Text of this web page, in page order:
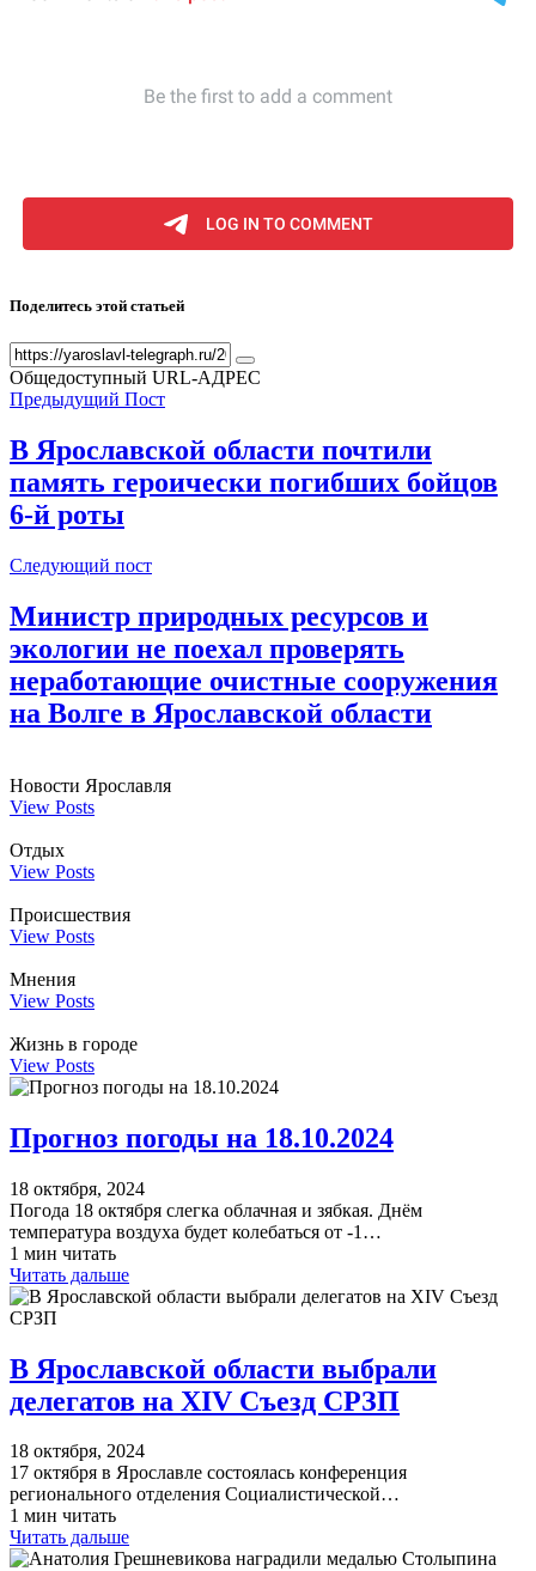
Поделитесь этой статьей
Общедоступный URL-АДРЕС
Предыдущий Пост
В Ярославской области почтили
память героически погибших бойцов
6-й роты
Следующий пост
Министр природных ресурсов и
экологии не поехал проверять
неработающие очистные сооружения
на Волге в Ярославской области
Новости Ярославля
View Posts
Отдых
View Posts
Происшествия
View Posts
Мнения
View Posts
Жизнь в городе
View Posts
Прогноз погоды на 18.10.2024
18 октября, 2024
Погода 18 октября слегка облачная и зябкая. Днём
температура воздуха будет колебаться от -1…
1 мин читать
Читать дальше
В Ярославской области выбрали
делегатов на XIV Съезд СРЗП
18 октября, 2024
17 октября в Ярославле состоялась конференция
регионального отделения Социалистической…
1 мин читать
Читать дальше